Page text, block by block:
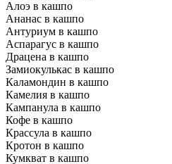
Алоэ в кашпо
Ананас в кашпо
Антуриум в кашпо
Аспарагус в кашпо
Драцена в кашпо
Замиокулькас в кашпо
Каламондин в кашпо
Камелия в кашпо
Кампанула в кашпо
Кофе в кашпо
Крассула в кашпо
Кротон в кашпо
Кумкват в кашпо